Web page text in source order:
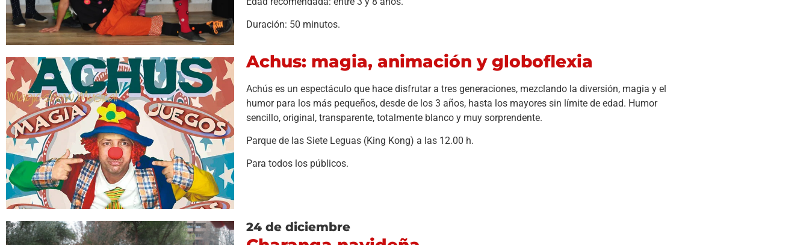
Duración: 50 minutos.
Achus: magia, animación y globoflexia
Achús es un espectáculo que hace disfrutar a tres generaciones, mezclando la diversión, magia y el
humor para los más pequeños, desde de los 3 años, hasta los mayores sin límite de edad. Humor
sencillo, original, transparente, totalmente blanco y muy sorprendente.
Parque de las Siete Leguas (King Kong) a las 12.00 h.
Para todos los públicos.
24 de diciembre